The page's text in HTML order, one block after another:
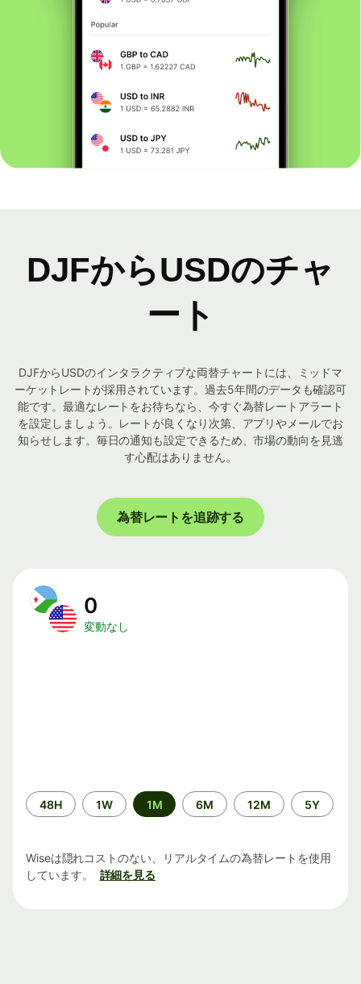
DJFからUSDのチャ
ート
DJFからUSDのインタラクティブな両替チャートには、ミッドマ
ーケットレートが採用されています。過去5年間のデータも確認可
能です。最適なレートをお待ちなら、今すぐ為替レートアラート
を設定しましょう。レートが良くなり次第、アプリやメールでお
知らせします。毎日の通知も設定できるため、市場の動向を見逃
す心配はありません。
為替レートを追跡する
0
変動なし
期
間
48H 1W 1M 6M 12M 5Y
Wiseは隠れコストのない、リアルタイムの為替レートを使用
しています。
詳細を見る